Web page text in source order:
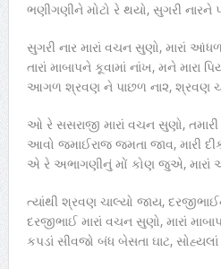
ભણીગણીને મોટો રે થયો, સુગરી નારને
સુગરી નાર મારાં વચન સુણો, મારાં
તારાં માબાપને કૂવામાં નાંખ, મને મારા
આગળ શ્રવણ ને પાછળ ના૨, શ્રવણ
ઓ રે સસરાજી મારાં વચન સુણો, તમારી
આવો જમાઈરાજ જમતા જાવ, મારી
એ રે અભાગણીનું મોં કોણ જુએ, મારાં
ત્યાંથી શ્રવણ ચાલ્યો જાય,
દરજીભાઈ મારાં વચન સુણો, મારાં
કપડાં સીવજો બંધ બેસતા ઘાટ, સોહ્યલાં